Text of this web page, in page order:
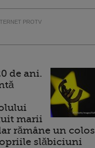
PROTV
de ani.
marii
rămâne un colos
slăbiciuni